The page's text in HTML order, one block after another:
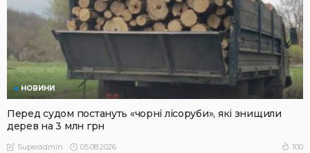
НОВИНИ
Перед судом постануть «чорні лісоруби», які знищили
дерев на 3 млн грн
Superadmin 05.08.2026 100